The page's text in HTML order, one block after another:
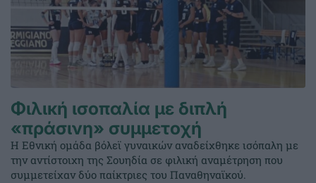
Φιλική ισοπαλία με διπλή
«πράσινη» συμμετοχή
Η Εθνική ομάδα βόλεϊ γυναικών αναδείχθηκε ισόπαλη με
την αντίστοιχη της Σουηδία σε φιλική αναμέτρηση που
συμμετείχαν δύο παίκτριες του Παναθηναϊκού.